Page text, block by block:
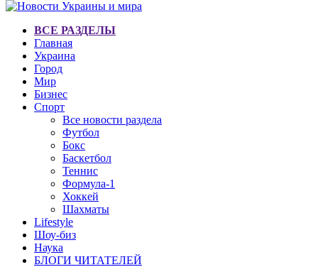
ВСЕ РАЗДЕЛЫ
Главная
Украина
Город
Мир
Бизнес
Спорт
Все новости раздела
Футбол
Бокс
Баскетбол
Теннис
Формула-1
Хоккей
Шахматы
Lifestyle
Шоу-биз
Наука
БЛОГИ ЧИТАТЕЛЕЙ